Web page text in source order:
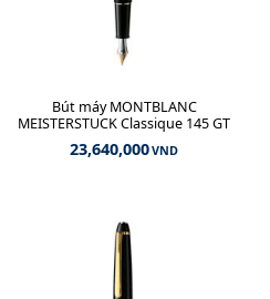
Bút máy MONTBLANC
MEISTERSTUCK Classique 145 GT
23,640,000VND